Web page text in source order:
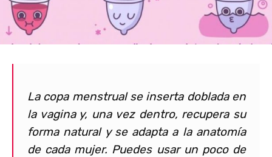
La copa menstrual se inserta doblada en
la vagina y, una vez dentro, recupera su
forma natural y se adapta a la anatomía
de cada mujer. Puedes usar un poco de